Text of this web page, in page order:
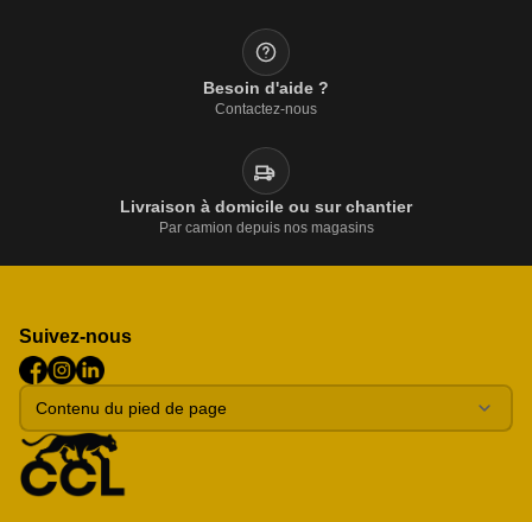
Besoin d'aide ?
Contactez-nous
Livraison à domicile ou sur chantier
Par camion depuis nos magasins
Contenu du pied de page
Suivez-nous